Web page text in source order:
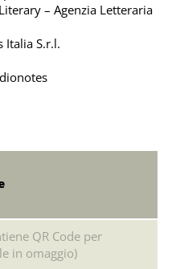
– Agenzia Letteraria
Italia S.r.l.
QR Code per
in omaggio)